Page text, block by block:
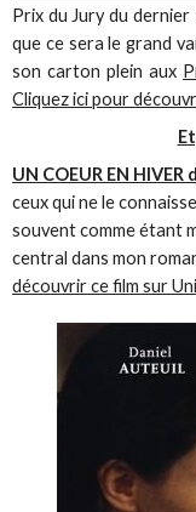
Prix du Jury du dernier
que ce sera le grand
son carton plein aux
Cliquez ici pour
UN COEUR EN
ceux qui ne le
souvent comme étant
central dans mon
découvrir ce film sur